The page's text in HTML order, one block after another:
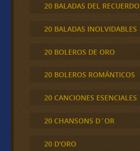
20 BALADAS DEL RECUERDO
20 BALADAS INOLVIDABLES
20 BOLEROS DE ORO
20 BOLEROS ROMÁNTICOS
20 CANCIONES ESENCIALES
20 CHANSONS D´OR
20 D'ORO